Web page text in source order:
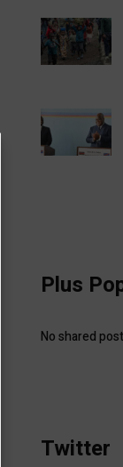
Plus
No shared
Twitter